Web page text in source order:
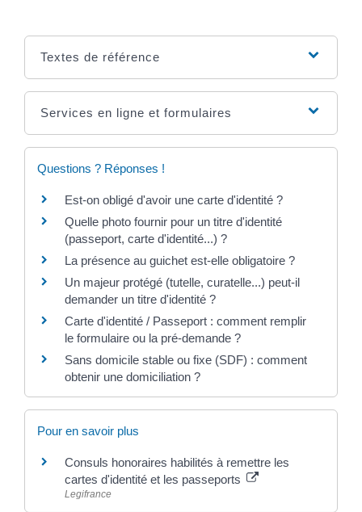
Textes de référence
Services en ligne et formulaires
Questions ? Réponses !
Est-on obligé d'avoir une carte d'identité ?
Quelle photo fournir pour un titre d'identité
(passeport, carte d'identité...) ?
La présence au guichet est-elle obligatoire ?
Un majeur protégé (tutelle, curatelle...) peut-il
demander un titre d'identité ?
Carte d'identité / Passeport : comment remplir
le formulaire ou la pré-demande ?
Sans domicile stable ou fixe (SDF) : comment
obtenir une domiciliation ?
Pour en savoir plus
Consuls honoraires habilités à remettre les
cartes d'identité et les passeports
Legifrance